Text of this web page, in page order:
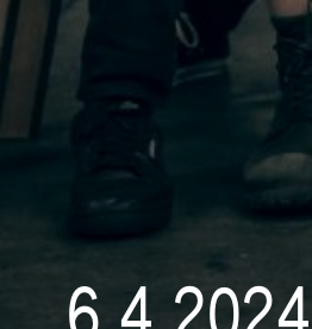
6.4.2024